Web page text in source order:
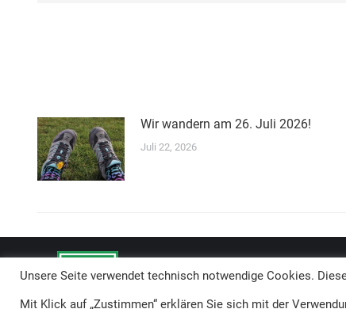
Wir wandern am 26. Juli 2026!
Juli 22, 2026
Unsere Seite verwendet technisch notwendige Cookies.
Mit Klick auf „Zustimmen“ erklären Sie sich mit der